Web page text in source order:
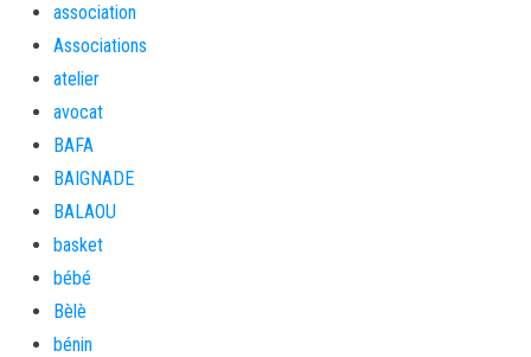
association
Associations
atelier
avocat
BAFA
BAIGNADE
BALAOU
basket
bébé
Bèlè
bénin